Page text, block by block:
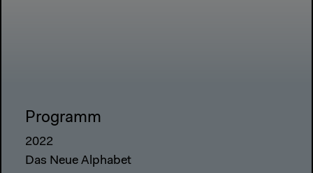
Programm
2022
Das Neue Alphabet